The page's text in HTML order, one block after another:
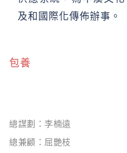
及和國際化傳佈辦事。
包養
總謀劃：李楠遠
總兼顧：屈艷枝